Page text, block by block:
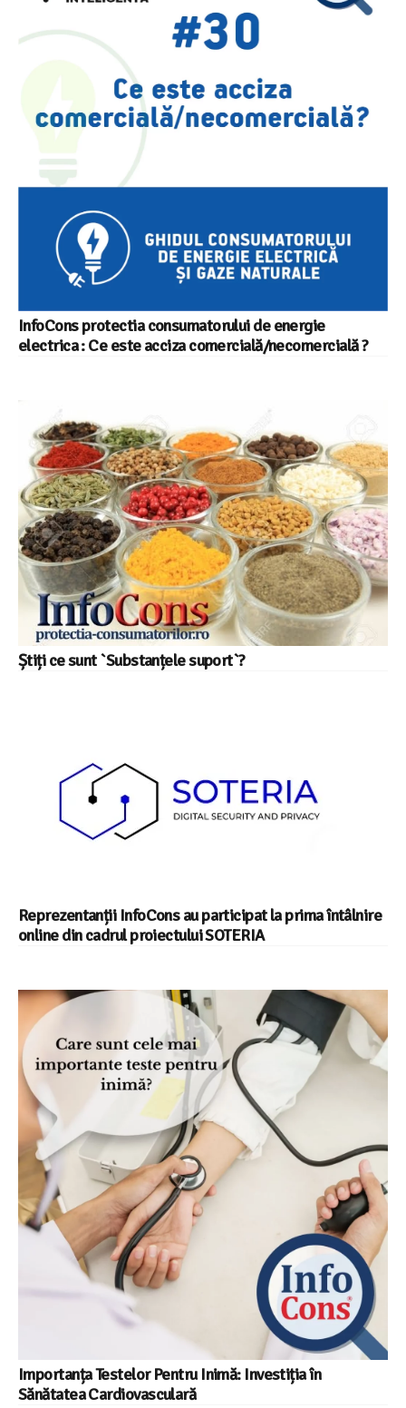
InfoCons protectia consumatorului de energie
electrica : Ce este acciza comercială/necomercială ?
Știți ce sunt `Substanțele suport`?
Reprezentanții InfoCons au participat la prima întâlnire
online din cadrul proiectului SOTERIA
Importanța Testelor Pentru Inimă: Investiția în
Sănătatea Cardiovasculară